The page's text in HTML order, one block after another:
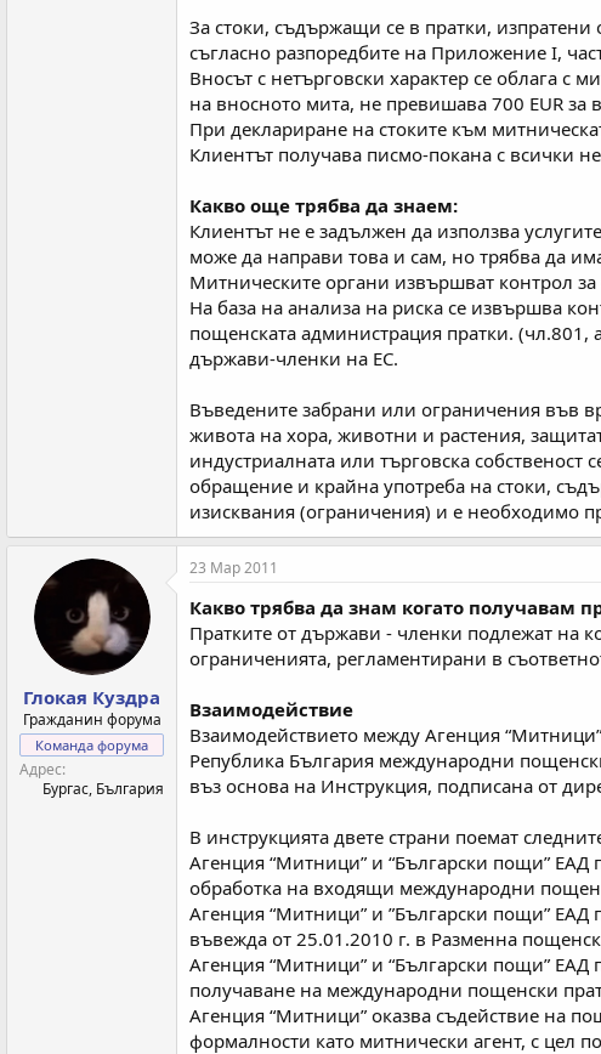
За стоки, съдържащи се в пратки,
съгласно разпоредбите на Приложение І,
Вносът с нетърговски характер се облага с
на вносното мита, не превишава 700 EUR за
При деклариране на стоките към
Клиентът получава писмо-покана с всички
Какво още трябва да знаем:
Клиентът не е задължен да използва
може да направи това и сам, но трябва да
Митническите органи извършват контрол за
На база на анализа на риска се извършва
пощенската администрация пратки. (чл.801,
държави-членки на ЕС.
Въведените забрани или ограничения във
живота на хора, животни и растения,
индустриалната или търговска собственост
обращение и крайна употреба на стоки,
изисквания (ограничения) и е необходимо
Глокая Куздра
Гражданин форума
Команда форума
Адрес
Бургас, България
23 Мар 2011
Какво трябва да знам когато получавам
Пратките от държави - членки подлежат на
ограниченията, регламентирани в
Взаимодействие
Взаимодействието между Агенция
Република България международни
въз основа на Инструкция, подписана от
В инструкцията двете страни поемат
Агенция “Митници” и “Български пощи” ЕАД
обработка на входящи международни
Агенция “Митници” и ”Български пощи” ЕАД
въвежда от 25.01.2010 г. в Разменна
Агенция “Митници” и “Български пощи” ЕАД
получаване на международни пощенски
Агенция “Митници” оказва съдействие на
формалности като митнически агент, с цел